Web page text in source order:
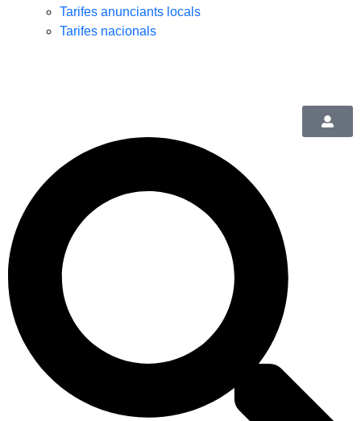
Tarifes anunciants locals
Tarifes nacionals